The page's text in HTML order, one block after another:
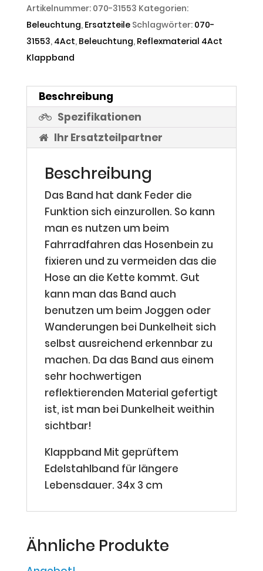
Artikelnummer: 070-31553 Kategorien:
Beleuchtung, Ersatzteile Schlagwörter: 070-
31553, 4Act, Beleuchtung, Reflexmaterial 4Act
Klappband
Beschreibung
Spezifikationen
Ihr Ersatzteilpartner
Beschreibung
Das Band hat dank Feder die
Funktion sich einzurollen. So kann
man es nutzen um beim
Fahrradfahren das Hosenbein zu
fixieren und zu vermeiden das die
Hose an die Kette kommt. Gut
kann man das Band auch
benutzen um beim Joggen oder
Wanderungen bei Dunkelheit sich
selbst ausreichend erkennbar zu
machen. Da das Band aus einem
sehr hochwertigen
reflektierenden Material gefertigt
ist, ist man bei Dunkelheit weithin
sichtbar!
Klappband Mit geprüftem
Edelstahlband für längere
Lebensdauer. 34x 3 cm
Ähnliche Produkte